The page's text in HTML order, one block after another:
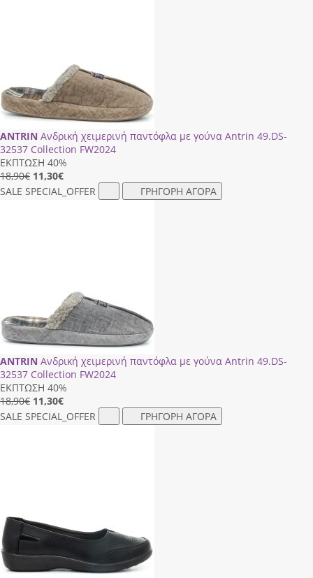
ANTRIN Ανδρική χειμερινή παντόφλα με γούνα Antrin 49.DS-
32537 Collection FW2024
ΕΚΠΤΩΣΗ 40%
18,90€ 11,30€
SALE SPECIAL_OFFER ΓΡΗΓΟΡΗ ΑΓΟΡΑ
ANTRIN Ανδρική χειμερινή παντόφλα με γούνα Antrin 49.DS-
32537 Collection FW2024
ΕΚΠΤΩΣΗ 40%
18,90€ 11,30€
SALE SPECIAL_OFFER ΓΡΗΓΟΡΗ ΑΓΟΡΑ